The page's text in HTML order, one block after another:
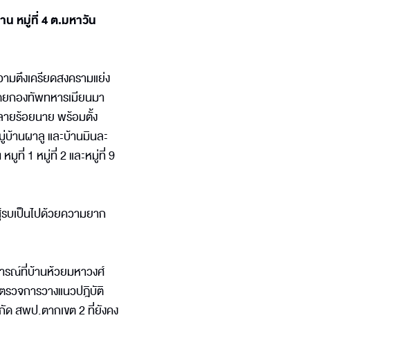
น หมู่ที่ 4 ต.มหาวัน
มตึงเครียดสงครามแย่ง
กองทัพทหารเมียนมา
ายร้อยนาย พร้อมตั้ง
บ้านผาลู และบ้านมินละ
หมูที่ 1 หมู่ที่ 2 และหมู่ที่ 9
บเป็นไปด้วยความยาก
รณ์ที่บ้านห้วยมหาวงศ์
วจการวางแนวปฎิบัติ
ด สพป.ตากเขต 2 ที่ยังคง